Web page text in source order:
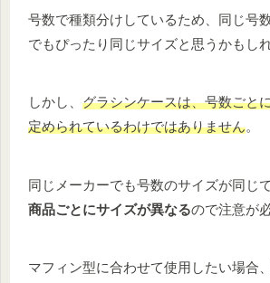
号数で種類分けしているため、同じ号
でもぴったり同じサイズと思うかもし
しかし、 グラシンケースは、号数ごと
定められているわけではありません。
同じメーカーでも号数のサイズが同じ
商品ごとにサイズが異なるので注意が
マフィン型に合わせて使用したい場合